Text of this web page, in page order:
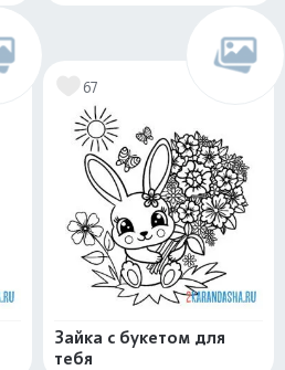
67
Зайка с букетом для
тебя